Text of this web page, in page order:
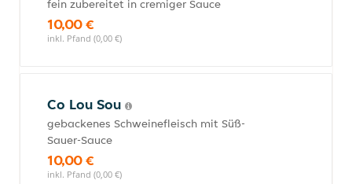
fein zubereitet in cremiger Sauce
10,00 €
inkl. Pfand (0,00 €)
Co Lou Sou
gebackenes Schweinefleisch mit Süß-
Sauer-Sauce
10,00 €
inkl. Pfand (0,00 €)